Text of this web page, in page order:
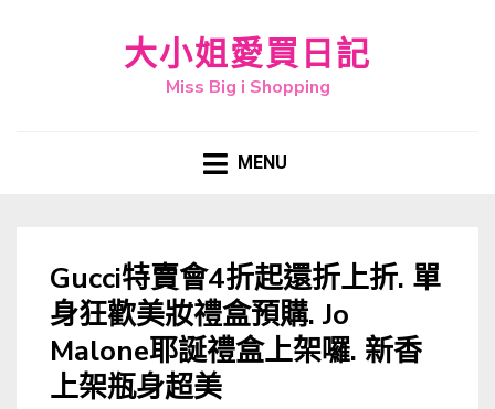
大小姐愛買日記
Miss Big i Shopping
MENU
Gucci特賣會4折起還折上折. 單
身狂歡美妝禮盒預購. Jo
Malone耶誕禮盒上架囉. 新香
上架瓶身超美